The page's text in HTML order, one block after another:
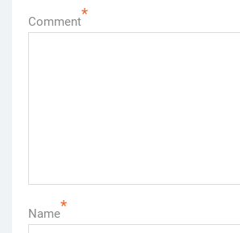
Comment*
Name*